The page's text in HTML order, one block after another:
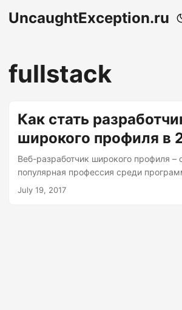
UncaughtException.ru
fullstack
Как стать
широкого профиля в
Веб-разработчик широкого профиля –
популярная профессия среди
данные опроса, который провело
July 19, 2017